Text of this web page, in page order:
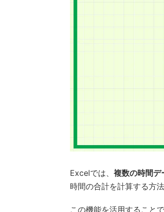
Excelでは、 複数の時間デ
時間の合計を計算する方
この機能を活用することで